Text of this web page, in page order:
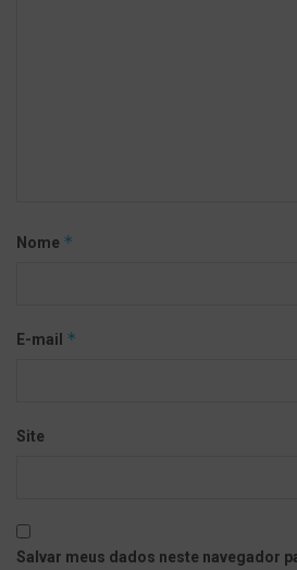
Nome *
E-mail *
Site
Salvar meus dados neste navegador